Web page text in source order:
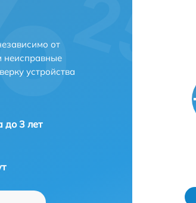
от
неисправные
устройства
до 3 лет